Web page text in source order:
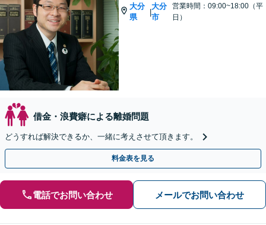
大分
県
|
大分
市
営業時間：09:00~18:00（平
日）
借金・浪費癖による離婚問題
どうすれば解決できるか、一緒に考えさせて頂きます。
料金表を見る
電話でお問い合わせ メールでお問い合わせ